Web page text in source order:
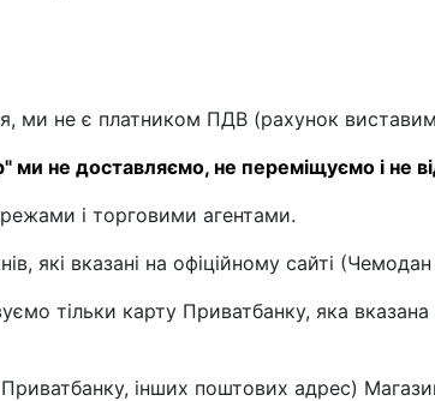
ми не є платником ПДВ (рахунок
ми не доставляємо, не переміщуємо і не
і торговими агентами.
які вказані на офіційному сайті
тільки карту Приватбанку, яка вказана
інших поштових адрес)